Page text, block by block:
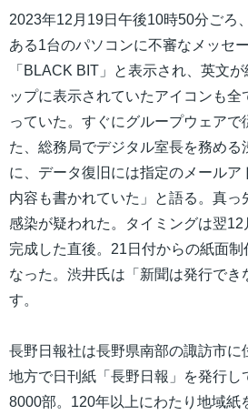
2023年12月19日午後10時50分ごろ
ある1台のパソコンに不審なメッセ
「BLACK BIT」と表示され、英文
ップに表示されていたアイコンも全
っていた。すぐにグループウェアで
た、総務局でデジタル室長を務める
に、データ復旧には指定のメールア
内容も書かれていた」と語る。真っ
感染が疑われた。タイミングは翌
完成した直後。21日付からの紙面制
なった。渋井氏は「新聞は発行でき
す。
長野日報社は長野県南部の諏訪市に
地方で日刊紙「長野日報」を発行し
8000部。120年以上にわたり地域紙